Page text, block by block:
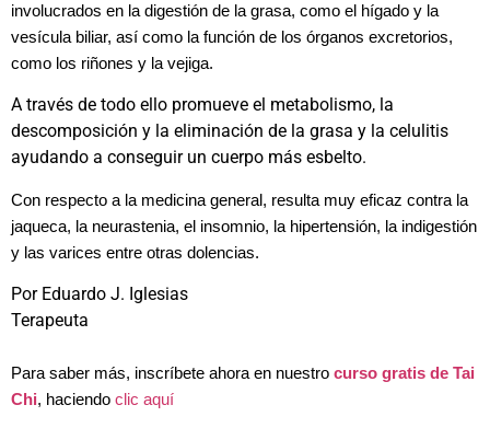
involucrados en la digestión de la grasa, como el hígado y la
vesícula biliar, así como la función de los órganos excretorios,
como los riñones y la vejiga.
A través de todo ello promueve el metabolismo, la
descomposición y la eliminación de la grasa y la celulitis
ayudando a conseguir un cuerpo más esbelto.
Con respecto a la medicina general, resulta muy eficaz contra la
jaqueca, la neurastenia, el insomnio, la hipertensión, la indigestión
y las varices entre otras dolencias.
Por Eduardo J. Iglesias
Terapeuta
Para saber más, inscríbete ahora en nuestro curso gratis de Tai
Chi, haciendo clic aquí